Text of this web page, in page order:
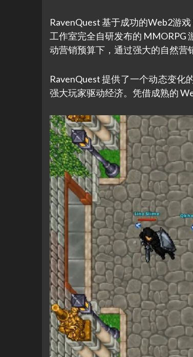
RavenQuest 基于成功的Web2游
工作室完全自研发布的 MMORPG
动营销预算下，通过强大的自然营
RavenQuest 提供了一个动态变
强大玩家驱动经济。凭借成熟的